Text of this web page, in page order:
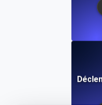
sont les Troubles